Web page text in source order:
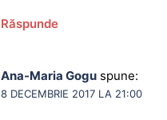
Răspunde
Ana-Maria Gogu spune:
8 DECEMBRIE 2017 LA 21:00